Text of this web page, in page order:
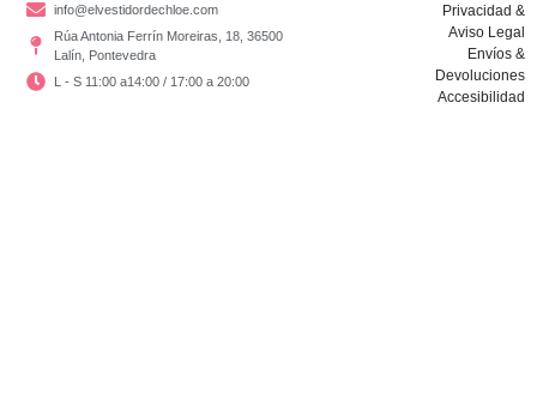
info@elvestidordechloe.com
Rúa Antonia Ferrín Moreiras, 18, 36500
Lalín, Pontevedra
L - S 11:00 a14:00 / 17:00 a 20:00
Privacidad &
Aviso Legal
Envíos &
Devoluciones
Accesibilidad